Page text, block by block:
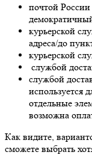
почтой
курьерской
адреса/до
курьерской
службой
службой
используется
отдельные
возможна
Как видите,
сможете выбрать